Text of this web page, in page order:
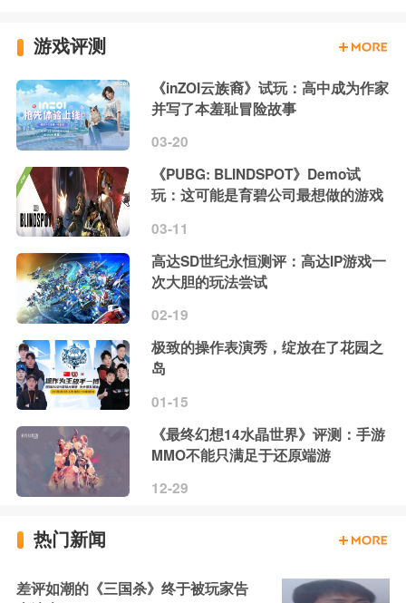
游戏评测
《inZOI云族裔》试玩：高中成为作家
并写了本羞耻冒险故事
03-20
《PUBG: BLINDSPOT》Demo试
玩：这可能是育碧公司最想做的游戏
03-11
高达SD世纪永恒测评：高达IP游戏一
次大胆的玩法尝试
02-19
极致的操作表演秀，绽放在了花园之
岛
01-15
《最终幻想14水晶世界》评测：手游
MMO不能只满足于还原端游
12-29
热门新闻
差评如潮的《三国杀》终于被玩家告